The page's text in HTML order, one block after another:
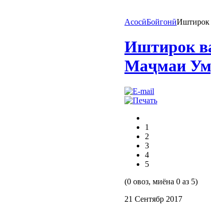
АсосӣБойгонӣИштирок
Иштирок
Маҷмаи
1
2
3
4
5
(0 овоз, миёна 0 аз 5)
21 Сентябр 2017